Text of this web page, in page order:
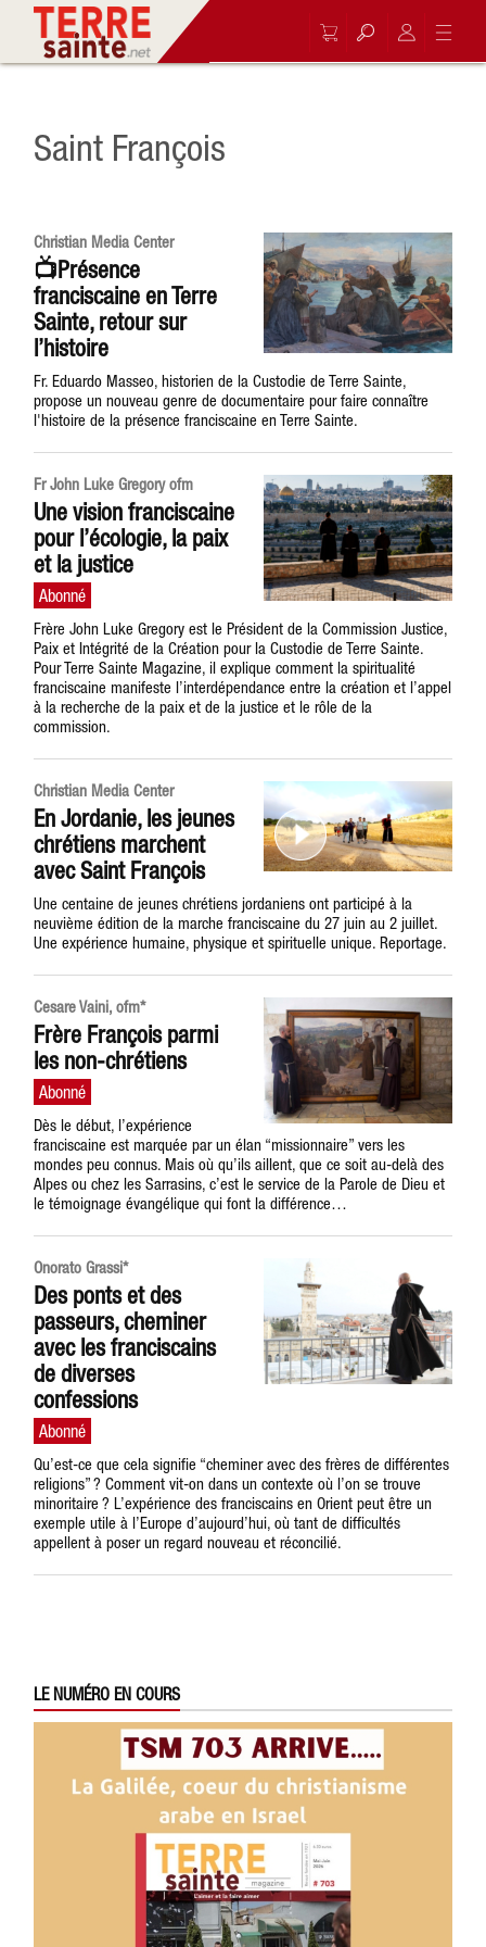
Saint François
Christian Media Center
📺Présence
franciscaine en Terre
Sainte, retour sur
l’histoire
Fr. Eduardo Masseo, historien de la Custodie de Terre Sainte,
propose un nouveau genre de documentaire pour faire connaître
l'histoire de la présence franciscaine en Terre Sainte.
Fr John Luke Gregory ofm
Une vision franciscaine
pour l’écologie, la paix
et la justice
Frère John Luke Gregory est le Président de la Commission Justice,
Paix et Intégrité de la Création pour la Custodie de Terre Sainte.
Pour Terre Sainte Magazine, il explique comment la spiritualité
franciscaine manifeste l’interdépendance entre la création et l’appel
à la recherche de la paix et de la justice et le rôle de la
commission.
Christian Media Center
En Jordanie, les jeunes
chrétiens marchent
avec Saint François
Une centaine de jeunes chrétiens jordaniens ont participé à la
neuvième édition de la marche franciscaine du 27 juin au 2 juillet.
Une expérience humaine, physique et spirituelle unique. Reportage.
Cesare Vaini, ofm*
Frère François parmi
les non-chrétiens
Dès le début, l’expérience
franciscaine est marquée par un élan “missionnaire” vers les
mondes peu connus. Mais où qu’ils aillent, que ce soit au-delà des
Alpes ou chez les Sarrasins, c’est le service de la Parole de Dieu et
le témoignage évangélique qui font la différence…
Onorato Grassi*
Des ponts et des
passeurs, cheminer
avec les franciscains
de diverses
confessions
Qu’est-ce que cela signifie “cheminer avec des frères de différentes
religions” ? Comment vit-on dans un contexte où l’on se trouve
minoritaire ? L’expérience des franciscains en Orient peut être un
exemple utile à l’Europe d’aujourd’hui, où tant de difficultés
appellent à poser un regard nouveau et réconcilié.
LE NUMÉRO EN COURS